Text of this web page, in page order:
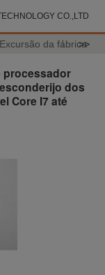
CO.,LTD
Excursão da fábrica
>>
processador
dos
Core I7 até